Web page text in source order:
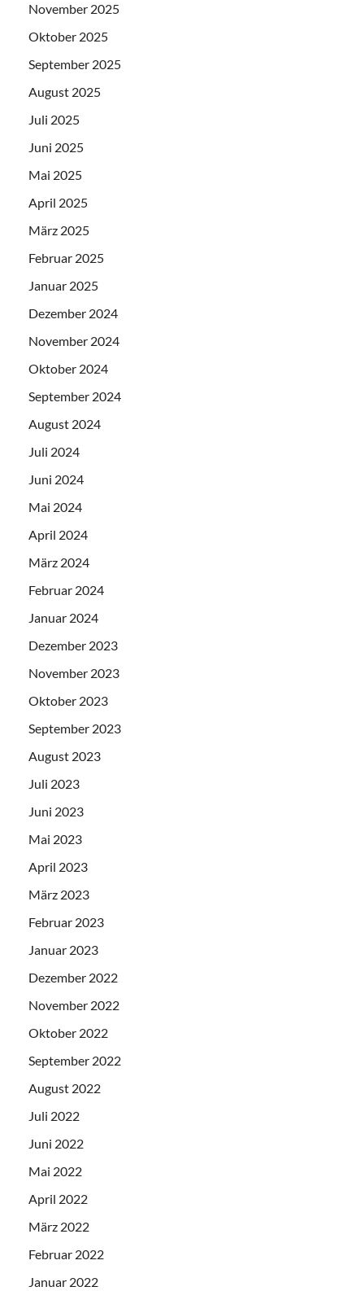
November 2025
Oktober 2025
September 2025
August 2025
Juli 2025
Juni 2025
Mai 2025
April 2025
März 2025
Februar 2025
Januar 2025
Dezember 2024
November 2024
Oktober 2024
September 2024
August 2024
Juli 2024
Juni 2024
Mai 2024
April 2024
März 2024
Februar 2024
Januar 2024
Dezember 2023
November 2023
Oktober 2023
September 2023
August 2023
Juli 2023
Juni 2023
Mai 2023
April 2023
März 2023
Februar 2023
Januar 2023
Dezember 2022
November 2022
Oktober 2022
September 2022
August 2022
Juli 2022
Juni 2022
Mai 2022
April 2022
März 2022
Februar 2022
Januar 2022